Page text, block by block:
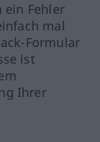
ein Fehler
mal
Formular
ist
Ihrer